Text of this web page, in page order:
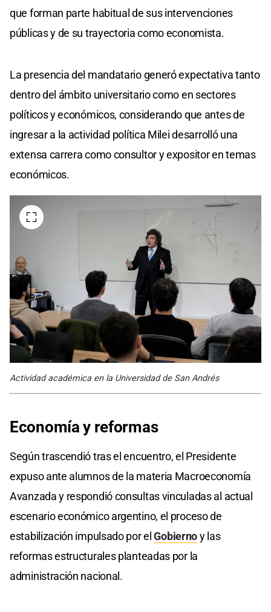
que forman parte habitual de sus intervenciones
públicas y de su trayectoria como economista.
La presencia del mandatario generó expectativa tanto
dentro del ámbito universitario como en sectores
políticos y económicos, considerando que antes de
ingresar a la actividad política Milei desarrolló una
extensa carrera como consultor y expositor en temas
económicos.
Actividad académica en la Universidad de San Andrés
Economía y reformas
Según trascendió tras el encuentro, el Presidente
expuso ante alumnos de la materia Macroeconomía
Avanzada y respondió consultas vinculadas al actual
escenario económico argentino, el proceso de
estabilización impulsado por elGobiernoy las
reformas estructurales planteadas por la
administración nacional.